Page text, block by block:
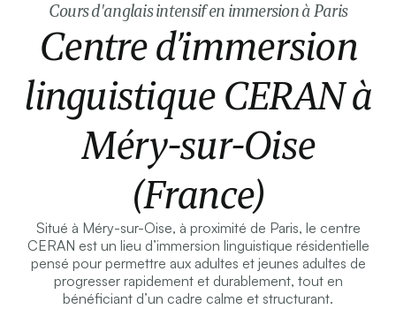
Cours d'anglais intensif en immersion à Paris
Centre d’immersion
linguistique CERAN à
Méry-sur-Oise
(France)
Situé à Méry-sur-Oise, à proximité de Paris, le centre
CERAN est un lieu d’immersion linguistique résidentielle
pensé pour permettre aux adultes et jeunes adultes de
progresser rapidement et durablement, tout en
bénéficiant d’un cadre calme et structurant.